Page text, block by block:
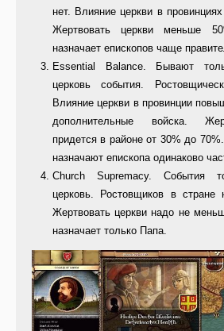
нет. Влияние церкви в
Жертво­вать церкви меньше
назначает епископов чаще
Essential Balance. Бывают
церковь события.
Влия­ние церкви в провинции
дополнительные вой­ска.
придется в районе от 30% до
назначают епископа одина­ково
Church Supremacy. События
церковь. Ростов­щиков в стране
Жертвовать церкви надо не
назначает только Папа.